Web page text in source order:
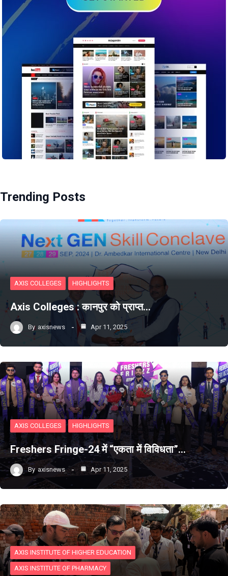
Trending Posts
AXIS COLLEGES HIGHLIGHTS
Axis Colleges : कानपुर को प्राप्‍त…
By axisnews Apr 11, 2025
AXIS COLLEGES HIGHLIGHTS
Freshers Fringe-24 में “एकता में विविधता”…
By axisnews Apr 11, 2025
AXIS INSTITUTE OF HIGHER EDUCATION
AXIS INSTITUTE OF PHARMACY